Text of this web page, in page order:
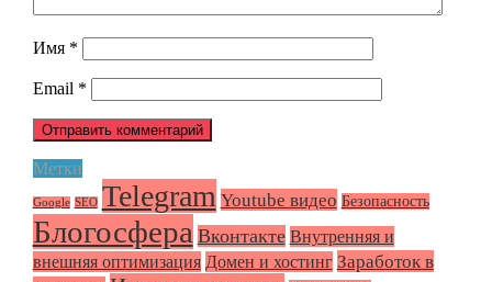
Имя *
Email *
Метки
Google SEO Telegram Youtube видео Безопасность
Блогосфера Вконтакте Внутренняя и
внешняя оптимизация Домен и хостинг Заработок в